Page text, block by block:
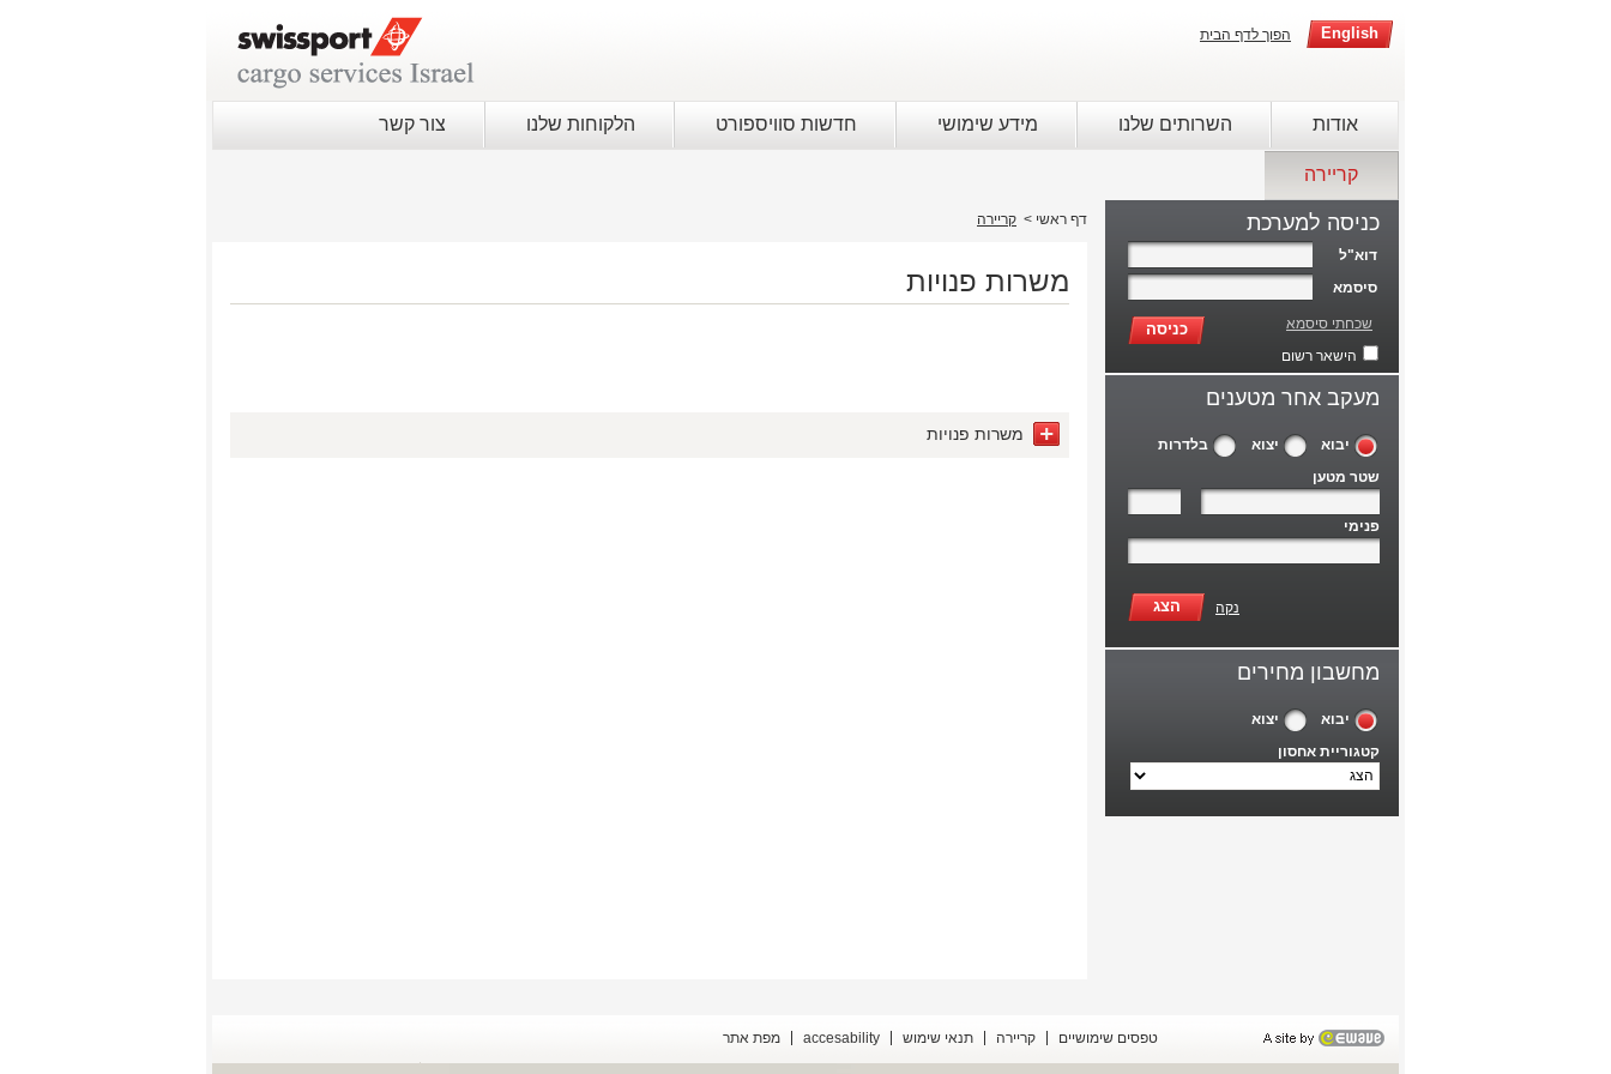
English הפוך לדף הבית
אודות השרותים שלנו מידע שימושי חדשות סוויספורט הלקוחות שלנו צור קשר
קריירה
כניסה למערכת
דוא"ל
סיסמא
שכחתי סיסמא כניסה
הישאר רשום
מעקב אחר מטענים
יבוא יצוא
בלדרות
שטר מטען
פנימי
הצג נקה
מחשבון מחירים
יבוא
יצוא
קטגוריית אחסון
דף ראשי > קריירה
משרות פנויות
משרות פנויות
טפסים שימושיים קריירה תנאי שימוש accesability מפת אתר